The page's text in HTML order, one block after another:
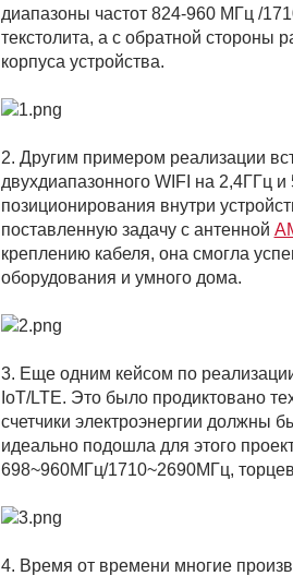
диапазоны частот 824-960 МГц /
текстолита, а с обратной стороны
корпуса устройства.
2. Другим примером реализации
двухдиапазонного WIFI на 2,4ГГц
позиционирования внутри
поставленную задачу с антенной
креплению кабеля, она смогла
оборудования и умного дома.
3. Еще одним кейсом по
IoT/LTE. Это было продиктовано
счетчики электроэнергии должны
идеально подошла для этого
698~960МГц/1710~2690МГц,
4. Время от времени многие